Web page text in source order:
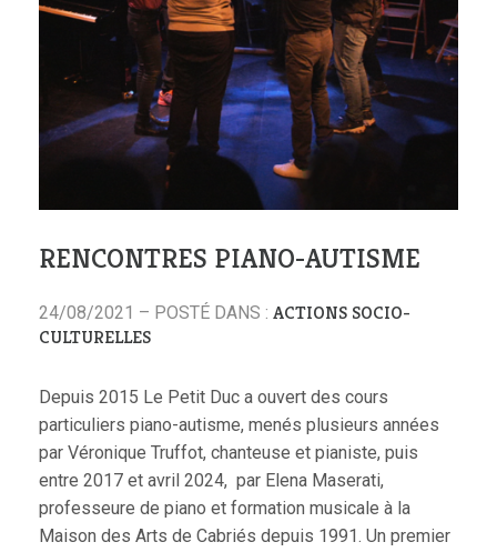
RENCONTRES PIANO-AUTISME
24/08/2021 – POSTÉ DANS : ACTIONS SOCIO-
CULTURELLES
Depuis 2015 Le Petit Duc a ouvert des cours
particuliers piano-autisme, menés plusieurs années
par Véronique Truffot, chanteuse et pianiste, puis
entre 2017 et avril 2024, par Elena Maserati,
professeure de piano et formation musicale à la
Maison des Arts de Cabriés depuis 1991. Un premier